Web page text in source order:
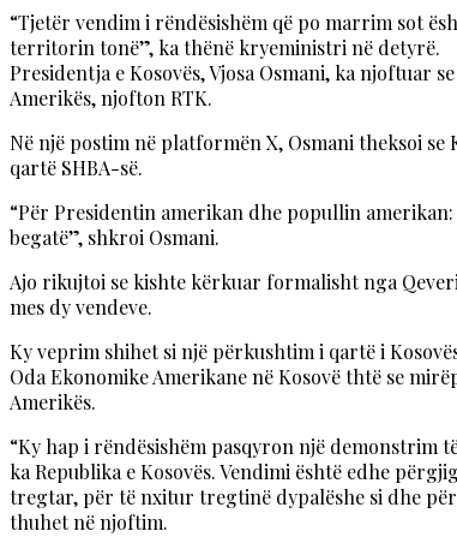
“Tjetër vendim i rëndësishëm që po marrim sot
territorin tonë”, ka thënë kryeministri në detyrë.
Presidentja e Kosovës, Vjosa Osmani, ka njoftuar
Amerikës, njofton RTK.
Në një postim në platformën X, Osmani theksoi
qartë SHBA-së.
“Për Presidentin amerikan dhe popullin
begatë”, shkroi Osmani.
Ajo rikujtoi se kishte kërkuar formalisht nga
mes dy vendeve.
Ky veprim shihet si një përkushtim i qartë i
Oda Ekonomike Amerikane në Kosovë thtë se
Amerikës.
“Ky hap i rëndësishëm pasqyron një
ka Republika e Kosovës. Vendimi është edhe
tregtar, për të nxitur tregtinë dypalëshe si dhe
thuhet në njoftim.